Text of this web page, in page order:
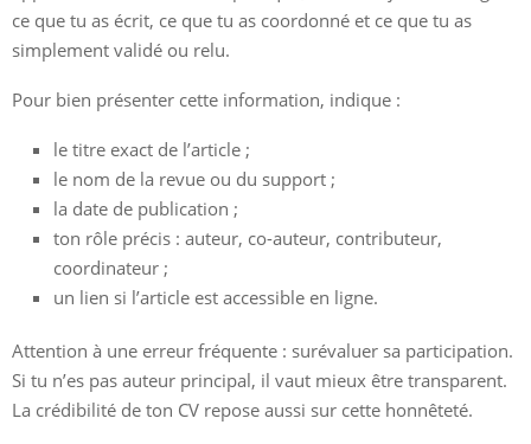
ce que tu as écrit, ce que tu as coordonné et ce que tu as
simplement validé ou relu.
Pour bien présenter cette information, indique :
le titre exact de l’article ;
le nom de la revue ou du support ;
la date de publication ;
ton rôle précis : auteur, co-auteur, contributeur,
coordinateur ;
un lien si l’article est accessible en ligne.
Attention à une erreur fréquente : surévaluer sa participation.
Si tu n’es pas auteur principal, il vaut mieux être transparent.
La crédibilité de ton CV repose aussi sur cette honnêteté.